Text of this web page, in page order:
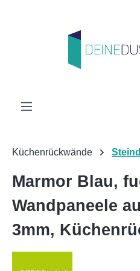
Küchenrückwände
Marmor Blau,
Wandpaneele
3mm,